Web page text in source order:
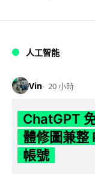
人工智能
Vin 20 小時
ChatGPT
體修圖兼整
帳號